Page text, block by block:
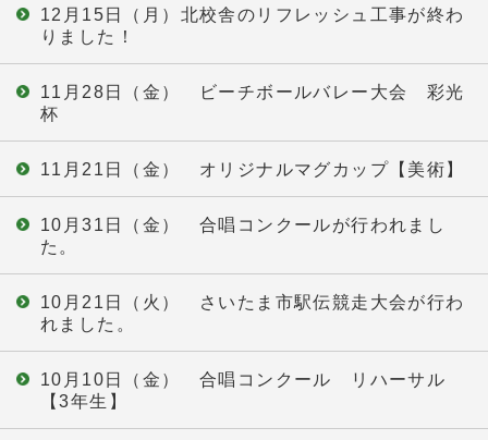
12月15日（月）北校舎のリフレッシュ工事が終わ
りました！
11月28日（金） ビーチボールバレー大会 彩光
杯
11月21日（金） オリジナルマグカップ【美術】
10月31日（金） 合唱コンクールが行われまし
た。
10月21日（火） さいたま市駅伝競走大会が行わ
れました。
10月10日（金） 合唱コンクール リハーサル
【3年生】